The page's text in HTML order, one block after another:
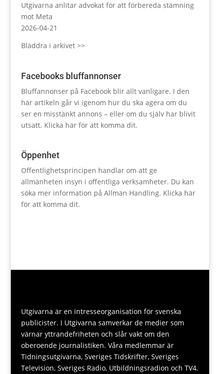
Utgivarna anlitar advokat för att förbereda stämning
mot Meta
2026-04-21
Bläddra i arkivet >>
Facebooks bluffannonser
Bluffannonser på Facebook blir allt vanligare. I den
här artikeln går vi igenom hur du ska agera om du
ser en misstänkt annons – eller om du själv har blivit
utsatt. Klicka här för att komma dit.
Öppenhet
Offentlighetsprincipen handlar om att ge
allmänheten insyn i offentliga verksamheter. Du kan
söka mer information på Allmän Handling. Klicka här
för att komma dit.
Utgivarna är en intresseorganisation för svenska
publicister. I Utgivarna samverkar de medier som
värnar yttrandefriheten och slår vakt om den
oberoende journalistiken. Våra medlemmar är
Tidningsutgivarna, Sveriges Tidskrifter, Sveriges
Television, Sveriges Radio, Utbildningsradion och TV4.